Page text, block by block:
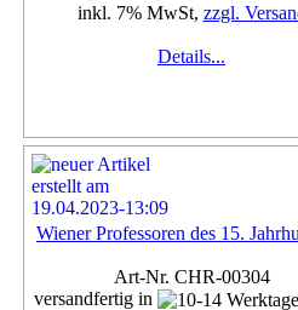
inkl. 7% MwSt, zzgl.
Details...
Wiener Professoren des 15.
Art-Nr. CHR-00304
versandfertig in